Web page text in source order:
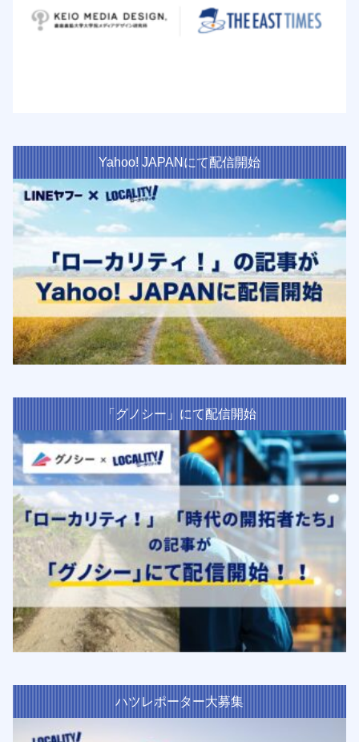
Yahoo! JAPANにて配信開始
「グノシー」にて配信開始
ハツレポーター大募集